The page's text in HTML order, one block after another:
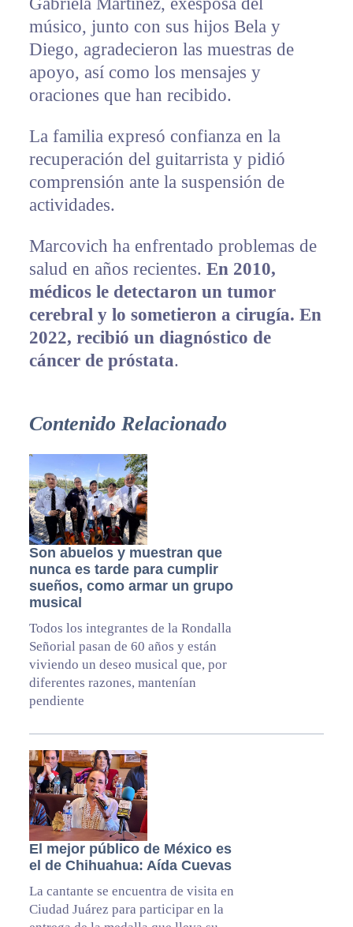
músico, junto con sus hijos Bela y
Diego, agradecieron las muestras de
apoyo, así como los mensajes y
oraciones que han recibido.
La familia expresó confianza en la
recuperación del guitarrista y pidió
comprensión ante la suspensión de
actividades.
Marcovich ha enfrentado problemas de
salud en años recientes. En 2010,
médicos le detectaron un tumor
cerebral y lo sometieron a cirugía. En
2022, recibió un diagnóstico de
cáncer de próstata.
Contenido Relacionado
Son abuelos y muestran que
nunca es tarde para cumplir
sueños, como armar un grupo
musical
Todos los integrantes de la Rondalla
Señorial pasan de 60 años y están
viviendo un deseo musical que, por
diferentes razones, mantenían
pendiente
El mejor público de México es
el de Chihuahua: Aída Cuevas
La cantante se encuentra de visita en
Ciudad Juárez para participar en la